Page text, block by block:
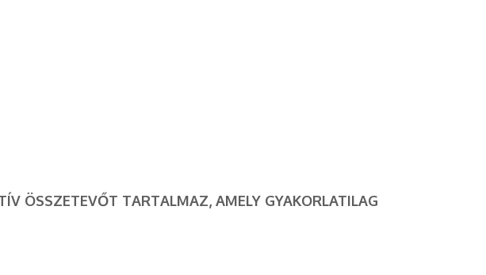
ÖSSZETEVŐT TARTALMAZ, AMELY GYAKORLATILAG